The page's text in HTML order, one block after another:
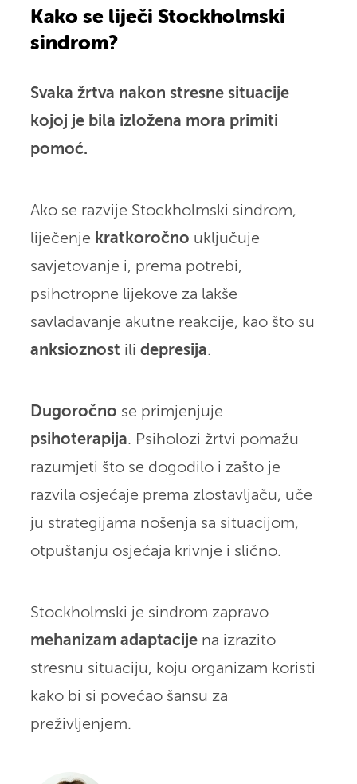
Kako se liječi Stockholmski
sindrom?
Svaka žrtva nakon stresne situacije
kojoj je bila izložena mora primiti
pomoć.
Ako se razvije Stockholmski sindrom,
liječenje kratkoročno uključuje
savjetovanje i, prema potrebi,
psihotropne lijekove za lakše
savladavanje akutne reakcije, kao što su
anksioznost ili depresija.
Dugoročno se primjenjuje
psihoterapija. Psiholozi žrtvi pomažu
razumjeti što se dogodilo i zašto je
razvila osjećaje prema zlostavljaču, uče
ju strategijama nošenja sa situacijom,
otpuštanju osjećaja krivnje i slično.
Stockholmski je sindrom zapravo
mehanizam adaptacijena izrazito
stresnu situaciju, koju organizam koristi
kako bi si povećao šansu za
preživljenjem.